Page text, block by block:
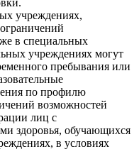
учреждениях,
в специальных
учреждениях могут
пребывания или
по профилю
возможностей
лиц с
здоровья, обучающихся
в условиях